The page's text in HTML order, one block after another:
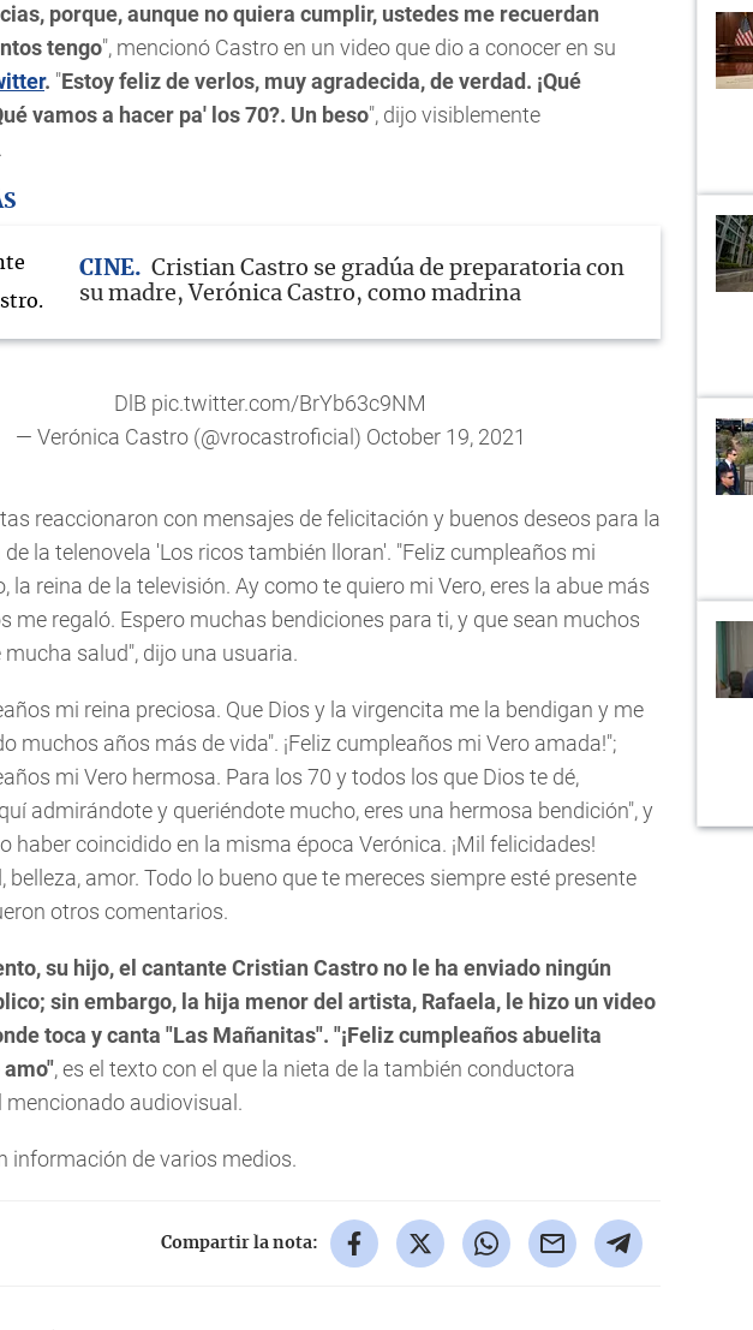
porque, aunque no quiera cumplir, ustedes me recuerdan
tengo", mencionó Castro en un video que dio a conocer en su
. "Estoy feliz de verlos, muy agradecida, de verdad. ¡Qué
vamos a hacer pa' los 70?. Un beso", dijo visiblemente
CINE
Cristian Castro se gradúa de preparatoria con
su madre, Verónica Castro, como madrina
DlB pic.twitter.com/BrYb63c9NM
— Verónica Castro (@vrocastroficial) October 19, 2021
reaccionaron con mensajes de felicitación y buenos deseos para la
la telenovela 'Los ricos también lloran'. "Feliz cumpleaños mi
la reina de la televisión. Ay como te quiero mi Vero, eres la abue más
me regaló. Espero muchas bendiciones para ti, y que sean muchos
salud", dijo una usuaria.
mi reina preciosa. Que Dios y la virgencita me la bendigan y me
muchos años más de vida". ¡Feliz cumpleaños mi Vero amada!";
mi Vero hermosa. Para los 70 y todos los que Dios te dé,
admirándote y queriéndote mucho, eres una hermosa bendición", y
haber coincidido en la misma época Verónica. ¡Mil felicidades!
belleza, amor. Todo lo bueno que te mereces siempre esté presente
otros comentarios.
su hijo, el cantante Cristian Castro no le ha enviado ningún
sin embargo, la hija menor del artista, Rafaela, le hizo un video
toca y canta "Las Mañanitas". "¡Feliz cumpleaños abuelita
amo", es el texto con el que la nieta de la también conductora
mencionado audiovisual.
información de varios medios.
Compartir la nota: